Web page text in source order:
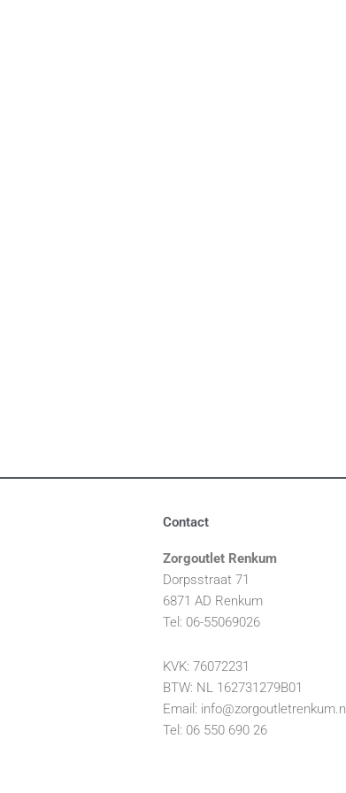
Contact
Zorgoutlet Renkum
Dorpsstraat 71
6871 AD Renkum
Tel: 06-55069026
KVK: 76072231
BTW: NL 162731279B01
Email: info@zorgoutletrenkum.nl
Tel: 06 550 690 26